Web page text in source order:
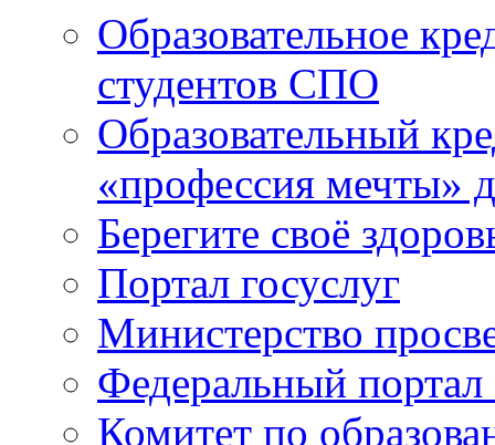
Образовательное
студентов СПО
Образовательный
«профессия мечты»
Берегите своё
Портал госуслуг
Министерство
Федеральный портал
Комитет по